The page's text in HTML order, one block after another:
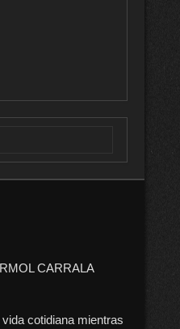
CARRALA
cotidiana mientras